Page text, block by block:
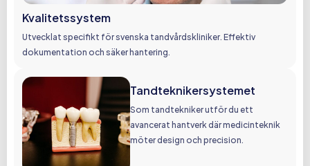
Kvalitetssystem
Utvecklat specifikt för svenska tandvårdskliniker. Effektiv
dokumentation och säker hantering.
Tandteknikersystemet
Som tandtekniker utför du ett
avancerat hantverk där medicinteknik
möter design och precision.